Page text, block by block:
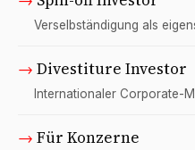
Verselbständigung als
→ Divestiture Investor
Internationaler Corporate-
→ Für Konzerne